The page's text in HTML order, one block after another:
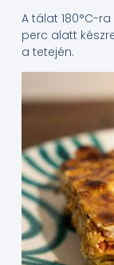
A tálat 180°C-
perc alatt
a tetején.